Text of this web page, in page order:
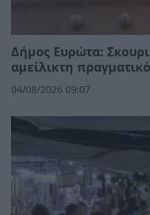
Δήμος Ευρώτα:
αμείλικτη
04/08/2026 09:07